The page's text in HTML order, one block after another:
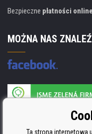
Bezpieczne płatności online
MOŻNA NAS
Producent wkładów
ISO 9001, ISO 14001 i STMC.
Ta strona internetowa